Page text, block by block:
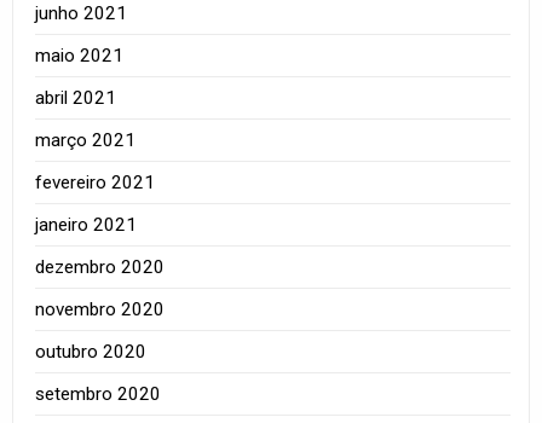
junho 2021
maio 2021
abril 2021
março 2021
fevereiro 2021
janeiro 2021
dezembro 2020
novembro 2020
outubro 2020
setembro 2020